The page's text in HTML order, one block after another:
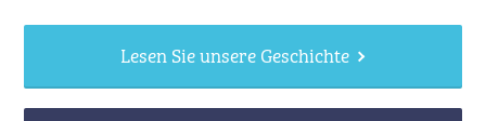
Lesen Sie unsere Geschichte